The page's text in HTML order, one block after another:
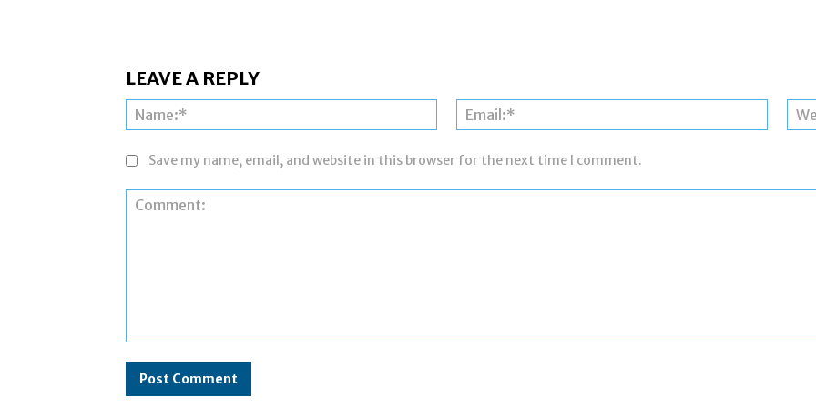
LEAVE A REPLY
Name:* Email:*
Save my name, email, and website in this browser for the next time I comment.